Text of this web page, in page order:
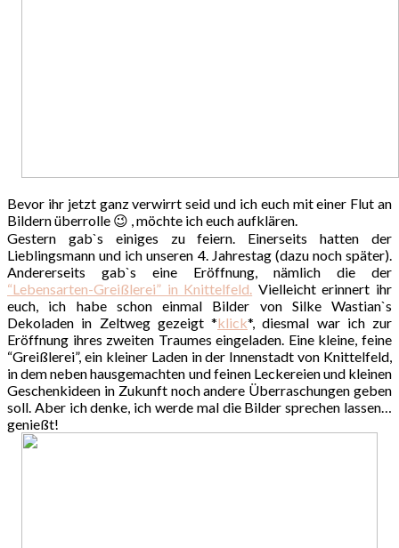
Bevor ihr jetzt ganz verwirrt seid und ich euch mit einer Flut an
Bildern überrolle 😉 , möchte ich euch aufklären.
Gestern gab`s einiges zu feiern. Einerseits hatten der
Lieblingsmann und ich unseren 4. Jahrestag (dazu noch später).
Andererseits gab`s eine Eröffnung, nämlich die der
“Lebensarten-Greißlerei” in Knittelfeld. Vielleicht erinnert ihr
euch, ich habe schon einmal Bilder von Silke Wastian`s
Dekoladen in Zeltweg gezeigt *klick*, diesmal war ich zur
Eröffnung ihres zweiten Traumes eingeladen. Eine kleine, feine
“Greißlerei”, ein kleiner Laden in der Innenstadt von Knittelfeld,
in dem neben hausgemachten und feinen Leckereien und kleinen
Geschenkideen in Zukunft noch andere Überraschungen geben
soll. Aber ich denke, ich werde mal die Bilder sprechen lassen…
genießt!